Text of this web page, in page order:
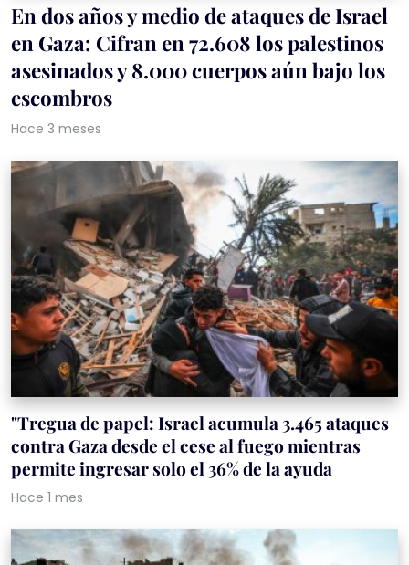
En dos años y medio de ataques de Israel
en Gaza: Cifran en 72.608 los palestinos
asesinados y 8.000 cuerpos aún bajo los
escombros
Hace 3 meses
"Tregua de papel: Israel acumula 3.465 ataques
contra Gaza desde el cese al fuego mientras
permite ingresar solo el 36% de la ayuda
Hace 1 mes